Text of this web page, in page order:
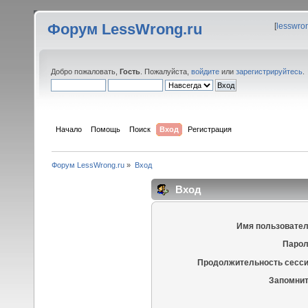
Форум LessWrong.ru [
Добро пожаловать, Гость . Пожалуйста, войдите или зарегистрируйтесь
Начало Помощь Поиск Вход Регистрация
Форум LessWrong.ru » Вход
Вход
Имя
Продолжительность